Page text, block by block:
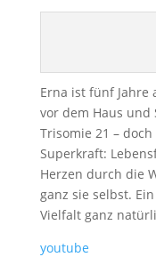
Erna ist fünf Jahre
vor dem Haus und
Trisomie 21 –
Superkraft:
Herzen durch die
ganz sie selbst.
Vielfalt ganz
youtube